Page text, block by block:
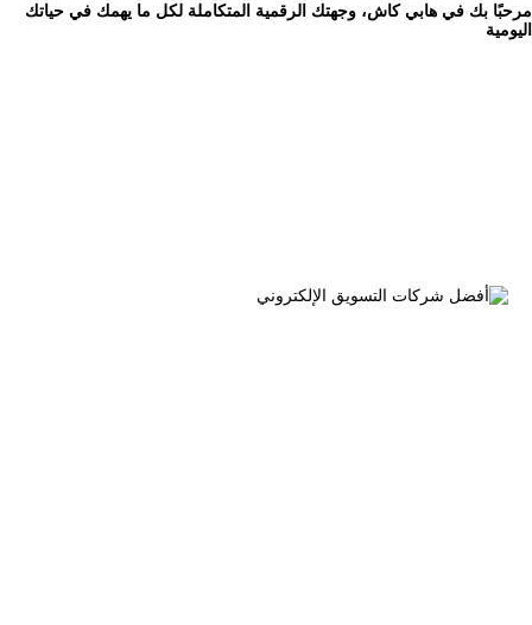
مرحبًا بك في هابي كاش، وجهتك الرقمية المتكاملة لكل ما يهمك في حياتك
اليومية